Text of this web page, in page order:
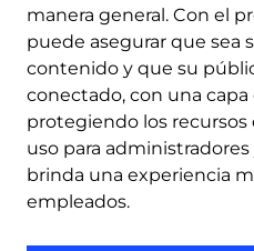
manera general. Con el
puede asegurar que sea
contenido y que su
conectado, con una
protegiendo los recursos
uso para administradores
brinda una experiencia
empleados.